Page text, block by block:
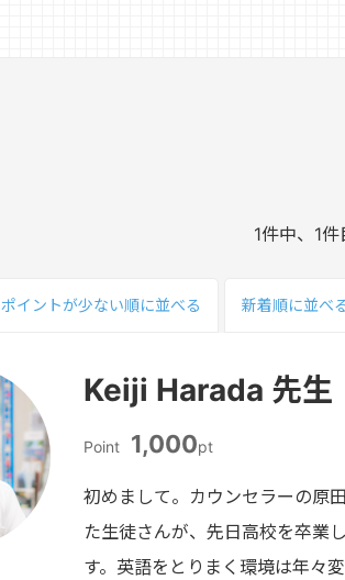
1件中、1
ポイントが少ない順に並べる 新着順に並べ
Keiji Harada 先生
Point 1,000pt
初めまして。カウンセラーの原
た生徒さんが、先日高校を卒業
す。英語をとりまく環境は年々